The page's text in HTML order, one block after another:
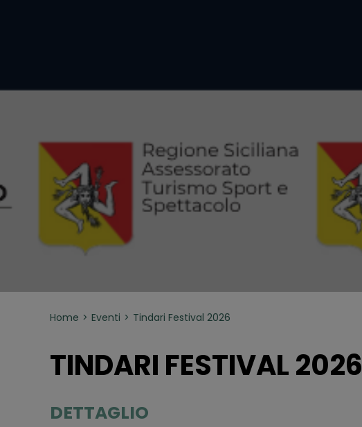
Home Eventi Tindari Festival 2026
TINDARI FESTIVAL 2026
DETTAGLIO